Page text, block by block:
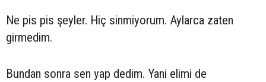
Ne pis pis şeyler. Hiç sinmiyorum. Aylarca zaten
girmedim.
Bundan sonra sen yap dedim. Yani elimi de